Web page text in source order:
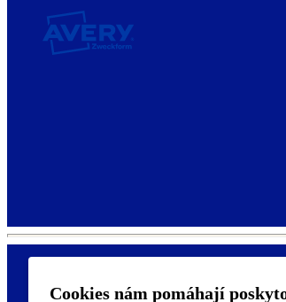
Cookies nám pomáhají